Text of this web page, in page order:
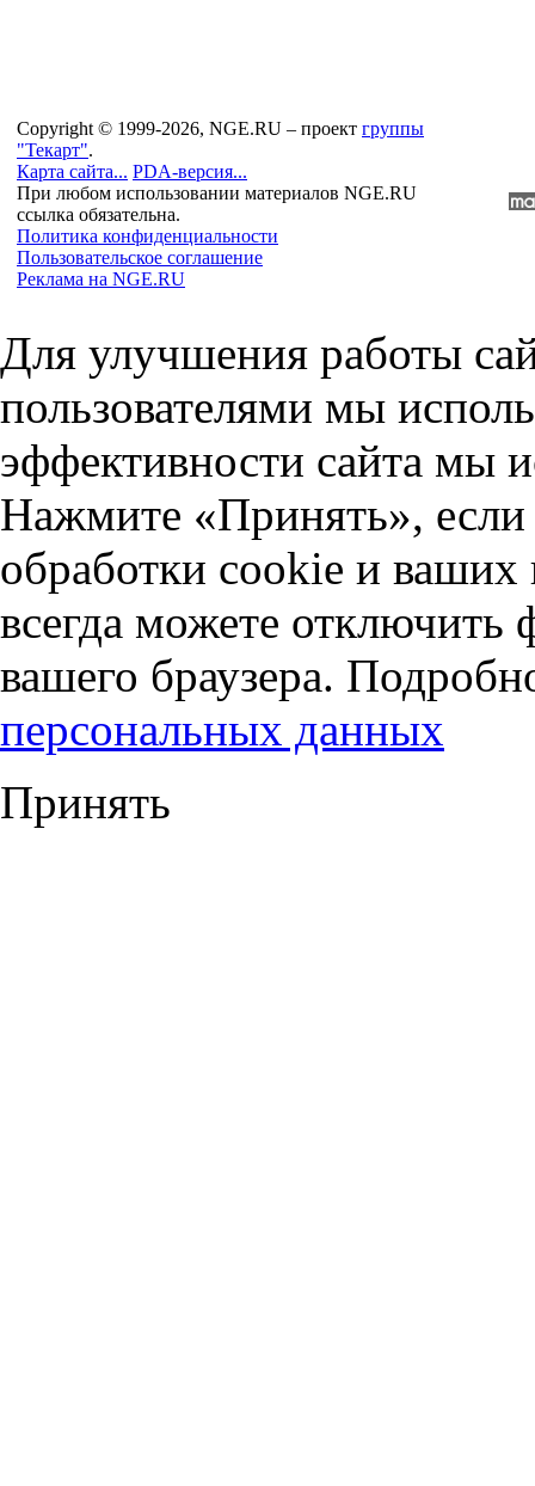
Copyright © 1999-2026, NGE.RU – проект группы
"Текарт".
Карта сайта... PDA-версия...
При любом использовании материалов NGE.RU
ссылка обязательна.
Политика конфиденциальности
Пользовательское соглашение
Реклама на NGE.RU
Для улучшения работы
пользователями мы
эффективности сайта мы
Нажмите «Принять», если
обработки cookie и
всегда можете отключить
вашего браузера.
персональных данных
Принять